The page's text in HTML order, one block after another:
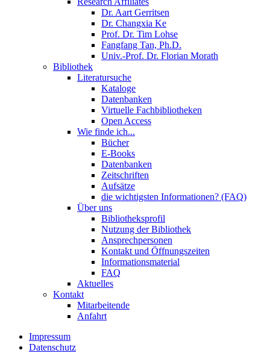
Dr. Aart Gerritsen
Dr. Changxia Ke
Prof. Dr. Tim Lohse
Fangfang Tan, Ph.D.
Univ.-Prof. Dr. Florian Morath
Bibliothek
Literatursuche
Kataloge
Datenbanken
Virtuelle Fachbibliotheken
Open Access
Wie finde ich...
Bücher
E-Books
Datenbanken
Zeitschriften
Aufsätze
die wichtigsten Informationen? (FAQ)
Über uns
Bibliotheksprofil
Nutzung der Bibliothek
Ansprechpersonen
Kontakt und Öffnungszeiten
Informationsmaterial
FAQ
Aktuelles
Kontakt
Mitarbeitende
Anfahrt
Impressum
Datenschutz